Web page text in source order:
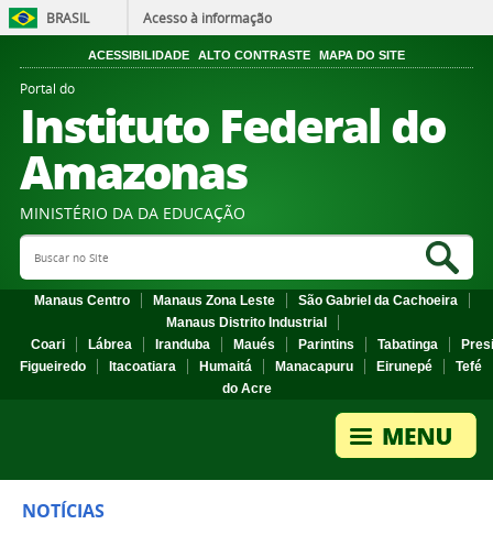
BRASIL Acesso à informação
ACESSIBILIDADE ALTO CONTRASTE MAPA DO SITE
Portal do
Instituto Federal do
Amazonas
MINISTÉRIO DA DA EDUCAÇÃO
Search Site
Manaus Centro Manaus Zona Leste
São Gabriel da Cachoeira
Manaus Distrito Industrial
Coari
Lábrea Iranduba Maués Parintins Tabatinga
Figueiredo
Itacoatiara Humaitá Manacapuru Eirunepé
Tefé
do Acre
NOTÍCIAS